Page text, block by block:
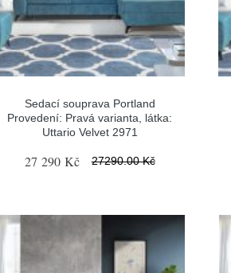
Sedací souprava Portland
Provedení: Pravá varianta, látka:
Uttario Velvet 2971
27 290 Kč 27290.00 Kč